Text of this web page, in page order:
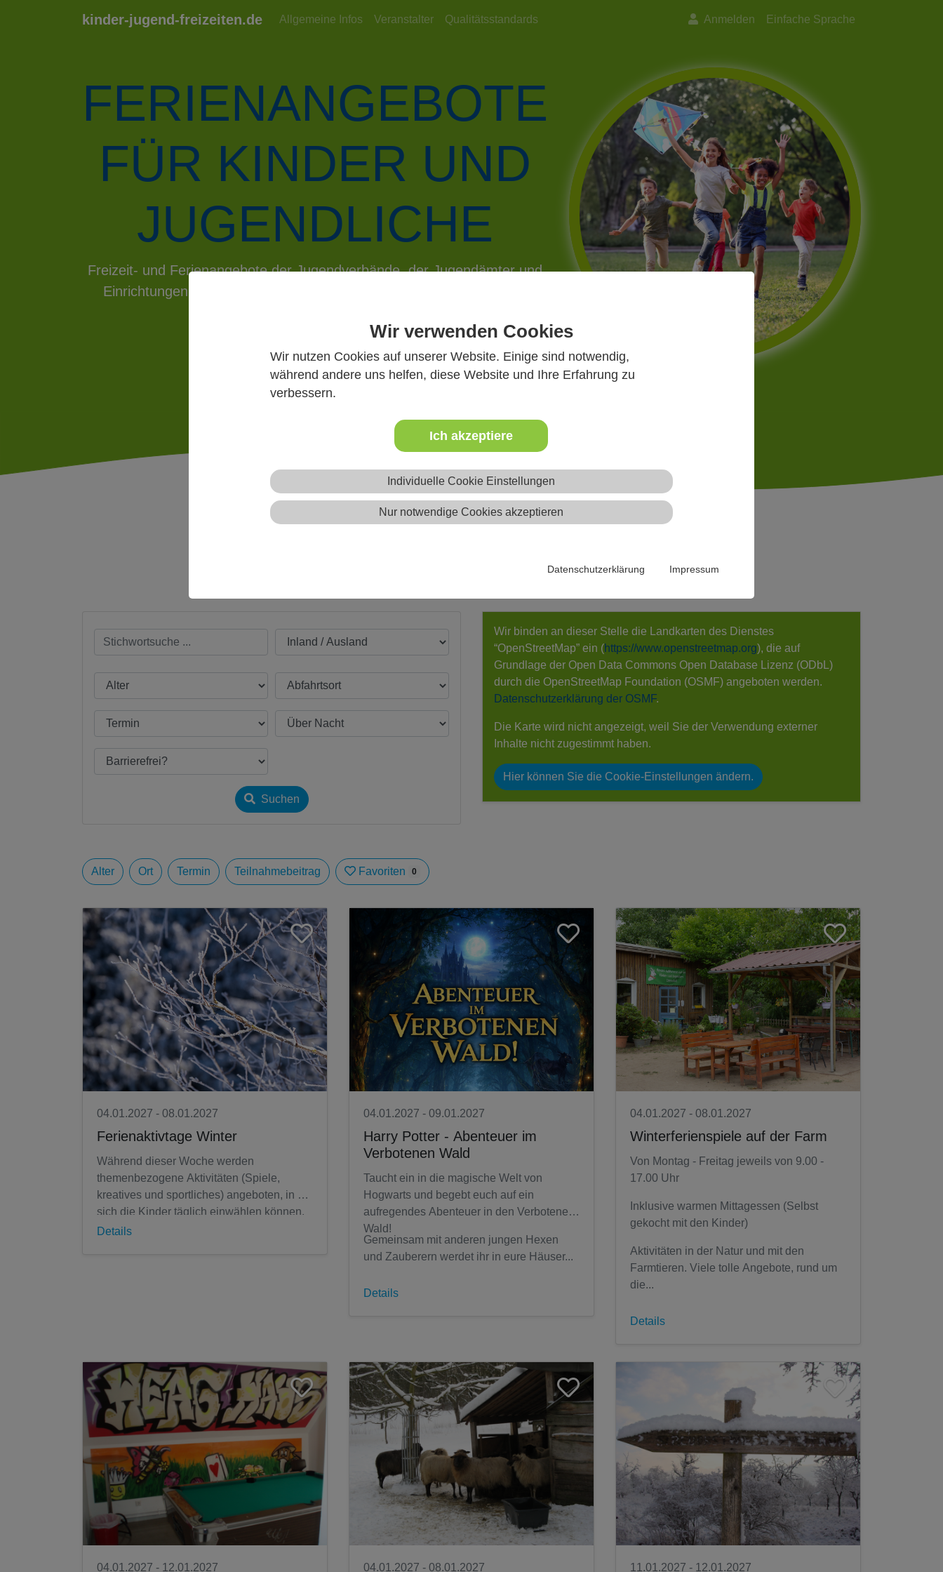
Wir verwenden Cookies
Wir nutzen Cookies auf unserer Website. Einige sind notwendig,
während andere uns helfen, diese Website und Ihre Erfahrung zu
verbessern.
Ich akzeptiere
Individuelle Cookie Einstellungen
Nur notwendige Cookies akzeptieren
Datenschutzerklärung Impressum
kinder-jugend-freizeiten.de Allgemeine Infos Veranstalter Qualitätsstandards Anmelden Einfache Sprache
FERIENANGEBOTE
FÜR KINDER UND
JUGENDLICHE
Freizeit- und Ferienangebote der Jugendverbände, der Jugendämter und
Einrichtungen der kommunalen Jugendarbeit in Hessen und darüber
Mehr Infos
Ferienfreizeiten
Suchen
Wir binden an dieser Stelle die Landkarten des Dienstes
“OpenStreetMap” ein (https://www.openstreetmap.org), die auf
Grundlage der Open Data Commons Open Database Lizenz (ODbL)
durch die OpenStreetMap Foundation (OSMF) angeboten werden.
Datenschutzerklärung der OSMF.
Die Karte wird nicht angezeigt, weil Sie der Verwendung externer
Inhalte nicht zugestimmt haben.
Hier können Sie die Cookie-Einstellungen ändern.
Alter Ort Termin Teilnahmebeitrag Favoriten 0
04.01.2027 - 08.01.2027
Ferienaktivtage Winter
Während dieser Woche werden
themenbezogene Aktivitäten (Spiele,
kreatives und sportliches) angeboten, in die
sich die Kinder täglich einwählen können.
Es gibt ein warmes Mittagessen. Ein
Details
04.01.2027 - 09.01.2027
Harry Potter - Abenteuer im
Verbotenen Wald
Taucht ein in die magische Welt von
Hogwarts und begebt euch auf ein
aufregendes Abenteuer in den Verbotenen
Wald!
Gemeinsam mit anderen jungen Hexen
und Zauberern werdet ihr in eure Häuser...
Details
04.01.2027 - 08.01.2027
Winterferienspiele auf der Farm
Von Montag - Freitag jeweils von 9.00 -
17.00 Uhr
Inklusive warmen Mittagessen (Selbst
gekocht mit den Kinder)
Aktivitäten in der Natur und mit den
Farmtieren. Viele tolle Angebote, rund um
die...
Details
04.01.2027 - 12.01.2027 04.01.2027 - 08.01.2027 11.01.2027 - 12.01.2027